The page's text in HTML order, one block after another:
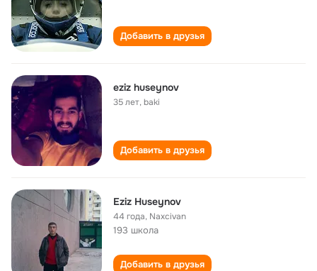
Добавить в друзья
eziz huseynov
35 лет,baki
Добавить в друзья
Eziz Huseynov
44 года, Naxcivan
193 школа
Добавить в друзья